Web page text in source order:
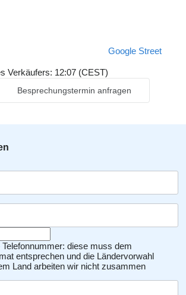
Google Street
Verkäufers: 12:07 (CEST)
Besprechungstermin anfragen
Telefonnummer: diese muss dem
entsprechen und die Ländervorwahl
Land arbeiten wir nicht zusammen